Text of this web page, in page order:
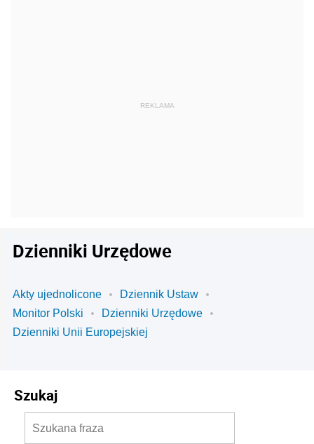
Dzienniki Urzędowe
Akty ujednolicone
Dziennik Ustaw
Monitor Polski
Dzienniki Urzędowe
Dzienniki Unii Europejskiej
Szukaj